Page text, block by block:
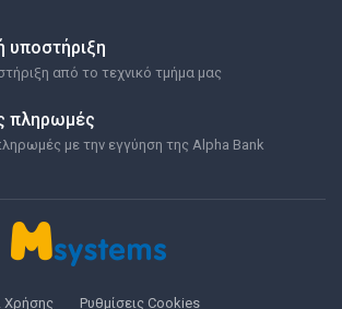
υποστήριξη
από το τεχνικό τμήμα μας
πληρωμές
με την εγγύηση της Alpha Bank
Χρήσης Ρυθμίσεις Cookies